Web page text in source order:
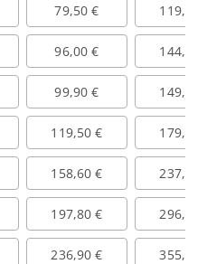
79,50 € 119,30
96,00 € 144,00
99,90 € 149,80
119,50 € 179,20
158,60 € 237,90
197,80 € 296,60
236,90 € 355,40